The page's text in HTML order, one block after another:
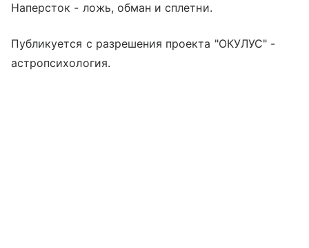
Наперсток - ложь, обман и сплетни.
Публикуется с разрешения проекта "ОКУЛУС" -
астропсихология.